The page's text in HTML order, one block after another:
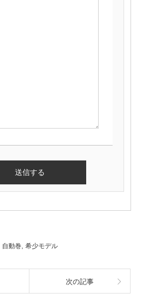
自動巻, 希少モデル
次の記事